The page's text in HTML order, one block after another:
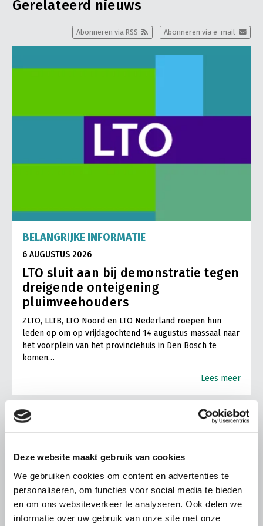
Deze website maakt gebruik van cookies
We gebruiken cookies om content en advertenties te
personaliseren, om functies voor social media te bieden
en om ons websiteverkeer te analyseren. Ook delen we
informatie over uw gebruik van onze site met onze
Gerelateerd nieuws
Abonneren via e-mail
Abonneren via RSS
BELANGRIJKE INFORMATIE
6 AUGUSTUS 2026
LTO sluit aan bij demonstratie tegen
dreigende onteigening
pluimveehouders
ZLTO, LLTB, LTO Noord en LTO Nederland roepen hun
leden op om op vrijdagochtend 14 augustus massaal naar
het voorplein van het provinciehuis in Den Bosch te
komen…
Lees meer